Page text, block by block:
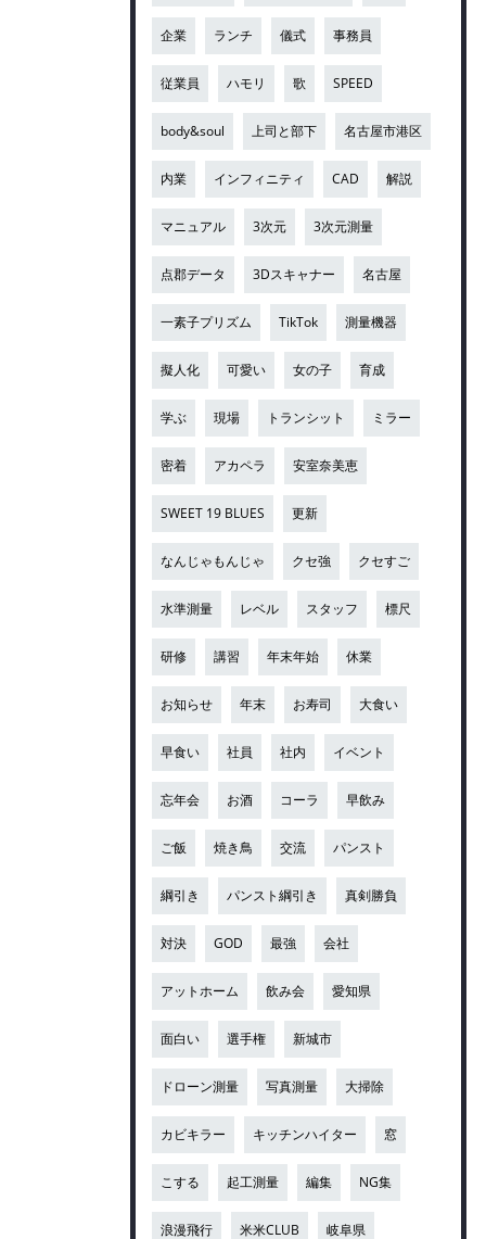
企業 ランチ 儀式 事務員
従業員 ハモリ 歌 SPEED
body&soul 上司と部下 名古屋市港区
内業 インフィニティ CAD 解説
マニュアル 3次元 3次元測量
点郡データ 3Dスキャナー 名古屋
一素子プリズム TikTok 測量機器
擬人化 可愛い 女の子 育成
学ぶ 現場 トランシット ミラー
密着 アカペラ 安室奈美恵
SWEET 19 BLUES 更新
なんじゃもんじゃ クセ強 クセすご
水準測量 レベル スタッフ 標尺
研修 講習 年末年始 休業
お知らせ 年末 お寿司 大食い
早食い 社員 社内 イベント
忘年会 お酒 コーラ 早飲み
ご飯 焼き鳥 交流 パンスト
綱引き パンスト綱引き 真剣勝負
対決 GOD 最強 会社
アットホーム 飲み会 愛知県
面白い 選手権 新城市
ドローン測量 写真測量 大掃除
カビキラー キッチンハイター 窓
こする 起工測量 編集 NG集
浪漫飛行 米米CLUB 岐阜県